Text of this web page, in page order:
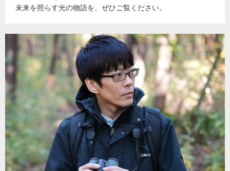
未来を照らす光の物語を、ぜひご覧ください。